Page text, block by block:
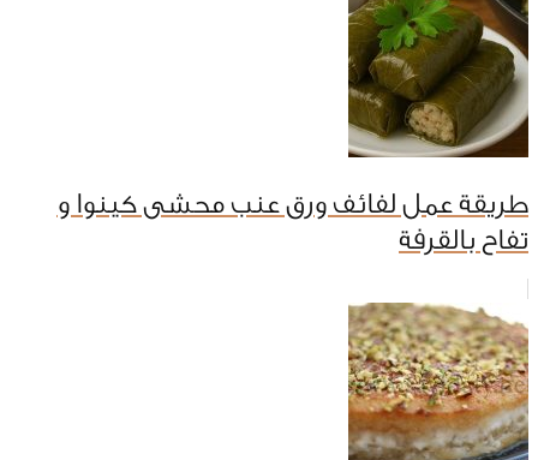
طريقة عمل لفائف ورق عنب محشى كينوا و
تفاح بالقرفة